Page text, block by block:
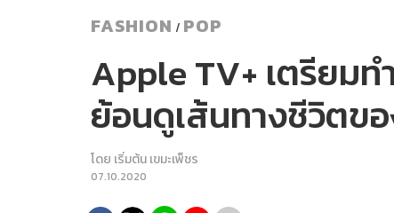
FASHION / POP
Apple TV+ เตรียม
ย้อนดูเส้นทางชีวิตข
โดย เริ่มต้น เขมะเพ็ชร
07.10.2020